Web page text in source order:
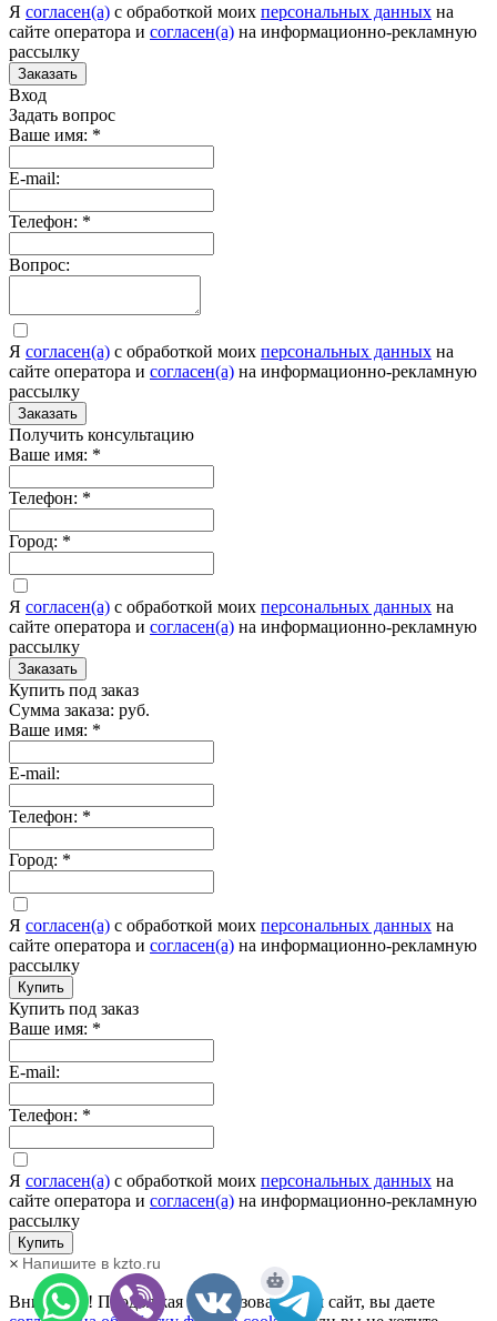
Я согласен(а) c обработкой моих персональных данных на
сайте оператора и согласен(а) на информационно-рекламную
рассылку
Заказать
Вход
Задать вопрос
Ваше имя: *
E-mail:
Телефон: *
Вопрос:
Я согласен(а) c обработкой моих персональных данных на
сайте оператора и согласен(а) на информационно-рекламную
рассылку
Заказать
Получить консультацию
Ваше имя: *
Телефон: *
Город: *
Я согласен(а) c обработкой моих персональных данных на
сайте оператора и согласен(а) на информационно-рекламную
рассылку
Заказать
Купить под заказ
Сумма заказа: руб.
Ваше имя: *
E-mail:
Телефон: *
Город: *
Я согласен(а) c обработкой моих персональных данных на
сайте оператора и согласен(а) на информационно-рекламную
рассылку
Купить
Купить под заказ
Ваше имя: *
E-mail:
Телефон: *
Я согласен(а) c обработкой моих персональных данных на
сайте оператора и согласен(а) на информационно-рекламную
рассылку
Купить
Напишите в kzto.ru
×
Внимание! Продолжая использовать наш сайт, вы даете